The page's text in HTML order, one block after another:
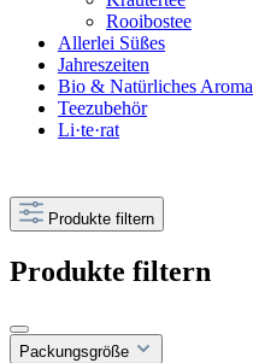
Rooibostee
Allerlei Süßes
Jahreszeiten
Bio & Natürliches Aroma
Teezubehör
Li·te·rat
Produkte filtern
Produkte filtern
Packungsgröße